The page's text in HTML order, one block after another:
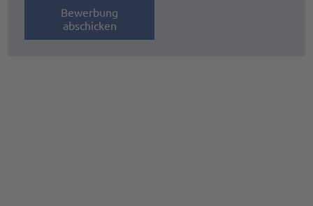
Bewerbung
abschicken